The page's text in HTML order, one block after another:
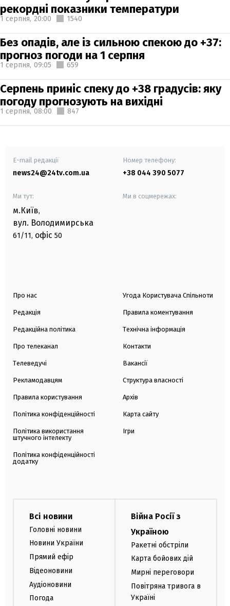
рекордні показники температури
1 серпня, 20:00 1540
Без опадів, але із сильною спекою до +37:
прогноз погоди на 1 серпня
1 серпня, 09:05 659
Серпень приніс спеку до +38 градусів: яку
погоду прогнозують на вихідні
1 серпня, 08:00 847
E-mail редакції
news24@24tv.com.ua
Номер телефону:
+38 044 390 5077
Ми тут:
м.Київ,
вул. Володимирська
61/11, офіс 50
Ми в соцмережах:
Про нас
Редакція
Редакційна політика
Про телеканал
Телеведучі
Рекламодавцям
Правила користування
Політика конфіденційності
Політика використання
штучного інтелекту
Політика конфіденційності
додатку
Угода Користувача Спільноти
Правила коментування
Технічна інформація
Контакти
Вакансії
Структура власності
Архів
Карта сайту
Ігри
Всі новини
Головні новини
Новини України
Прямий ефір
Відеоновини
Аудіоновини
Погода
Війна Росії з
Україною
Ракетні обстріли
Карта бойових дій
Мирні переговори
Повітряна тривога в
Україні